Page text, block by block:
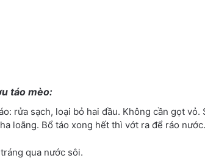
táo mèo:
rửa sạch, loại bỏ hai đầu. Không cần gọt vỏ.
loãng. Bổ táo xong hết thì vớt ra để ráo nước.
qua nước sôi.